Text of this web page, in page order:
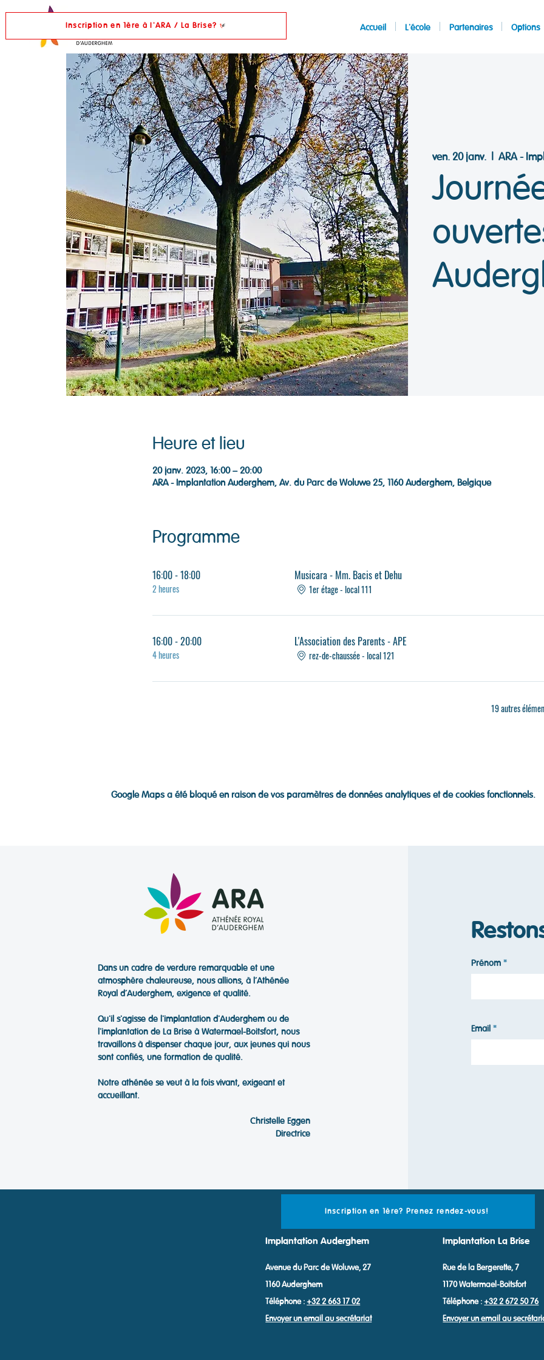
Inscription en 1ère à l'ARA / La Brise? Accueil L'école Partenaires Options
ven. 20 janv.
  |
ARA -
Heure et lieu
20 janv. 2023, 16:00 – 20:00
ARA - Implantation Auderghem, Av. du Parc de Woluwe 25, 1160 Auderghem, Belgique
Programme
16:00 - 18:00
2 heures
Musicara - Mm. Bacis et Dehu
1er étage - local 111
16:00 - 20:00
4 heures
L'Association des Parents - APE
rez-de-chaussée - local 121
19 autres
Google Maps a été bloqué en raison de vos paramètres de données analytiques et de cookies fonctionnels.
Dans un cadre de verdure remarquable et une
atmosphère chaleureuse, nous allions, à l’Athénée
Royal d’Auderghem, exigence et qualité.
Qu'il s'agisse de l'implantation d'Auderghem ou de
l'implantation de La Brise à Watermael-Boitsfort, nous
travaillons à dispenser chaque jour, aux jeunes qui nous
sont confiés, une formation de qualité.
Notre athénée se veut à la fois vivant, exigeant et
accueillant.
Christelle Eggen
Directrice
Prénom
Email
Implantation Auderghem
Avenue du Parc de Woluwe, 27
1160 Auderghem
Téléphone :+32 2 663 17 02
Envoyer un email au secrétariat
Implantation La Brise
Rue de la Bergerette, 7
1170 Watermael-Boitsfort
Téléphone :+32 2 672 50 76
Envoyer un email au
Inscription en 1ère? Prenez rendez-vous!